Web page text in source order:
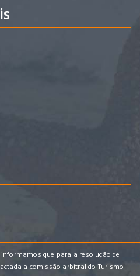
que para a resolução de
a comissão arbitral do Turismo